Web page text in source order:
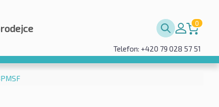
0
Telefon: +420 79 028 57 51